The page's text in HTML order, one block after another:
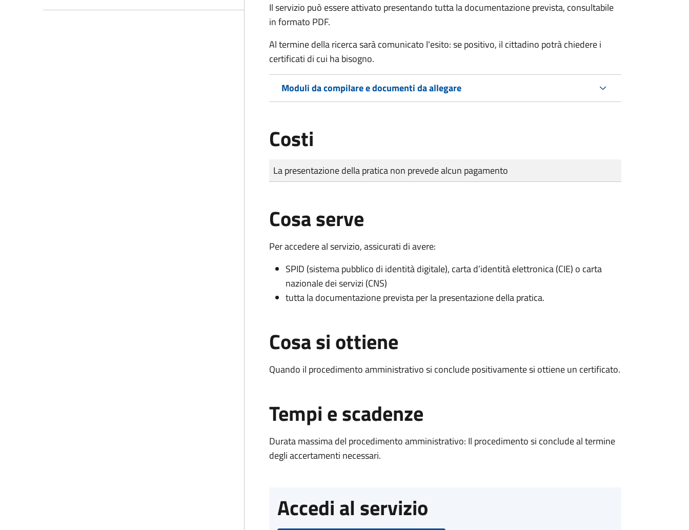
Il servizio può essere attivato presentando tutta la documentazione prevista, consultabile
in formato PDF.
Al termine della ricerca sarà comunicato l'esito: se positivo, il cittadino potrà chiedere i
certificati di cui ha bisogno.
Moduli da compilare e documenti da allegare
Costi
Tipo di pagamento
Importo
La presentazione della pratica non prevede alcun pagamento
Cosa serve
Per accedere al servizio, assicurati di avere:
SPID (sistema pubblico di identità digitale), carta d’identità elettronica (CIE) o carta
nazionale dei servizi (CNS)
tutta la documentazione prevista per la presentazione della pratica.
Cosa si ottiene
Quando il procedimento amministrativo si conclude positivamente si ottiene un certificato.
Tempi e scadenze
Durata massima del procedimento amministrativo: Il procedimento si conclude al termine
degli accertamenti necessari.
Accedi al servizio